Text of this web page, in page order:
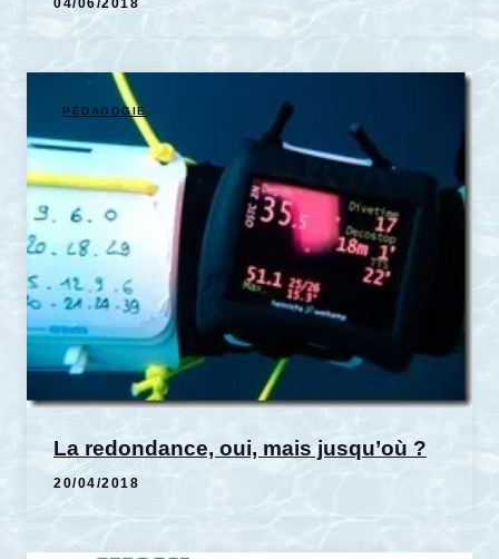
PÉDAGOGIE
La redondance, oui, mais jusqu’où ?
20/04/2018